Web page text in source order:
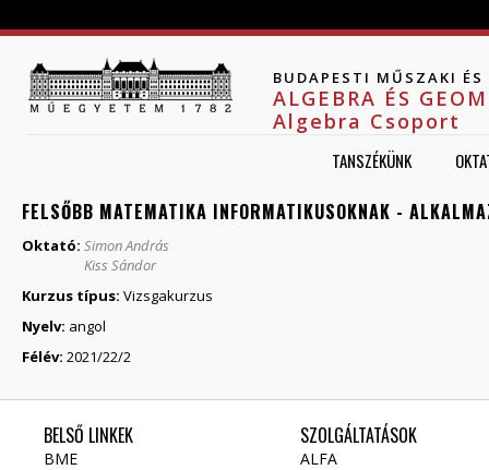
BUDAPESTI MŰSZAKI
ALGEBRA ÉS
Algebra Csoport
TANSZÉKÜNK
FELSŐBB MATEMATIKA INFORMATIKUSOKNAK -
Oktató: Simon András
Kiss Sándor
Kurzus típus: Vizsgakurzus
Nyelv: angol
Félév: 2021/22/2
BELSŐ LINKEK
BME
SZOLGÁLTATÁSOK
ALFA